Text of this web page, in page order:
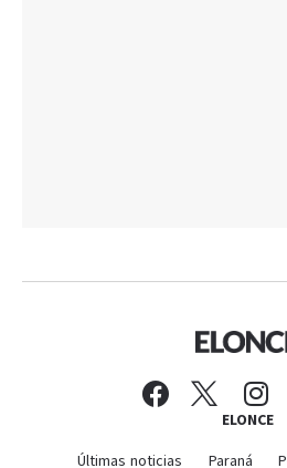
ELONCE
Últimas noticias Paraná